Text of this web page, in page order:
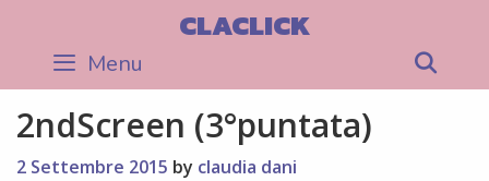
content
CLACLICK
Menu
2ndScreen (3°puntata)
2 Settembre 2015 by claudia dani